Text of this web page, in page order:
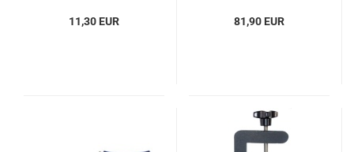
11,30 EUR 81,90 EUR